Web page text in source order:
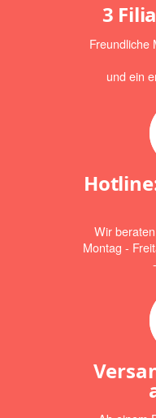
3
Freundliche
und ein
Wir
Montag -